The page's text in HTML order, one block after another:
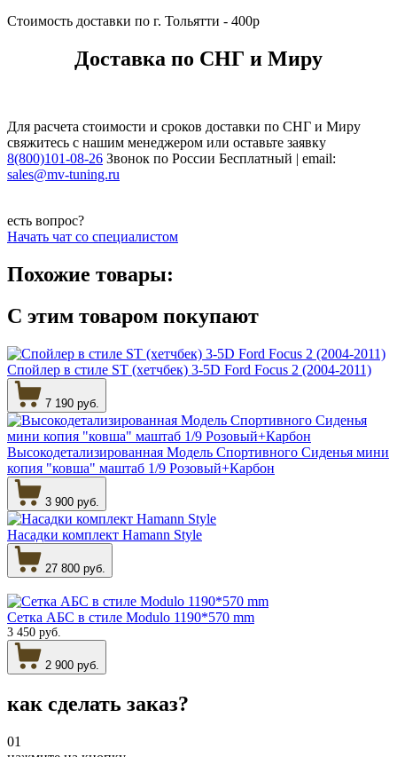
Стоимость доставки по г. Тольятти - 400р
Доставка по СНГ и Миру
Для расчета стоимости и сроков доставки по СНГ и Миру
свяжитесь с нашим менеджером или оставьте заявку
8(800)101-08-26 Звонок по России Бесплатный | email:
sales@mv-tuning.ru
есть вопрос?
Начать чат со специалистом
Похожие товары:
С этим товаром покупают
Спойлер в стиле ST (хетчбек) 3-5D Ford Focus 2 (2004-2011)
7 190 руб.
Высокодетализированная Модель Спортивного Сиденья мини
копия "ковша" маштаб 1/9 Розовый+Карбон
3 900 руб.
Насадки комплект Hamann Style
27 800 руб.
Сетка АБС в стиле Modulo 1190*570 mm
3 450 руб.
2 900 руб.
как сделать заказ?
01